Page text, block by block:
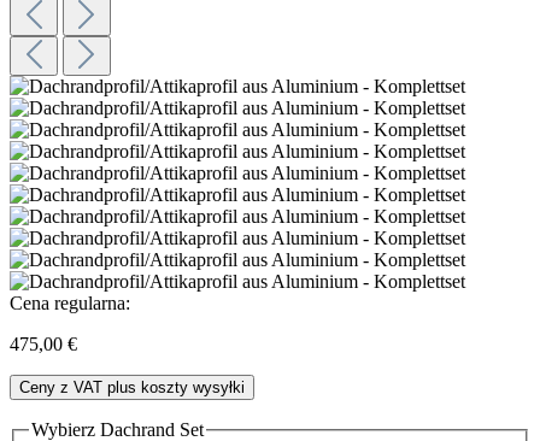
Cena regularna:
475,00 €
Ceny z VAT plus koszty wysyłki
Wybierz Dachrand Set